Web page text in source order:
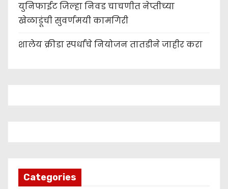
युनिफाईट जिल्हा निवड चाचणीत नेप्तीच्या
खेळाडूंची सुवर्णमयी कामगिरी
शालेय क्रीडा स्पर्धांचे नियोजन तातडीने जाहीर करा
Categories